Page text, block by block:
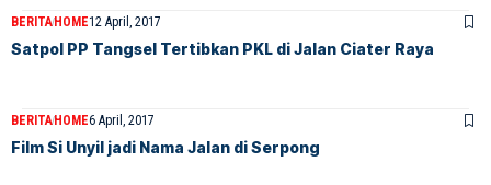
BERITAHOME12 April, 2017
Satpol PP Tangsel Tertibkan PKL di Jalan Ciater Raya
BERITAHOME6 April, 2017
Film Si Unyil jadi Nama Jalan di Serpong